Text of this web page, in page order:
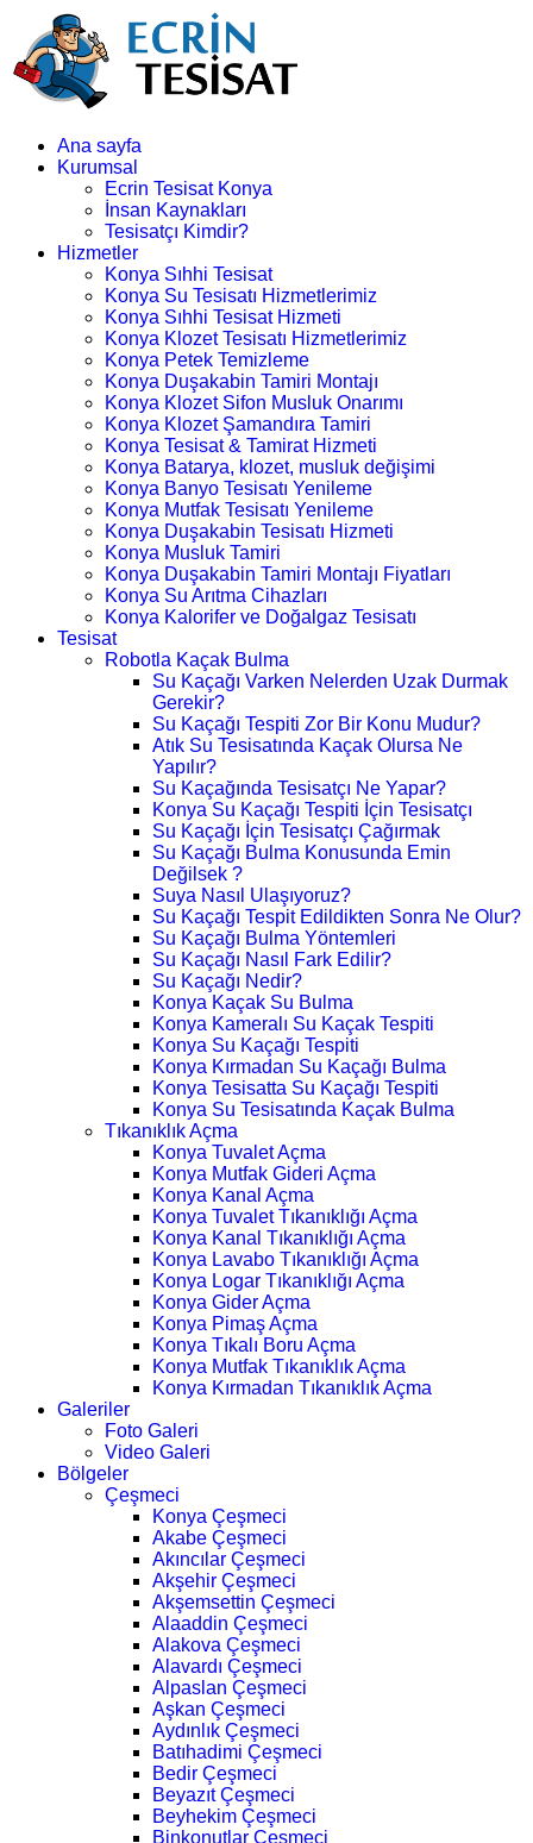
Ana sayfa
Kurumsal
Ecrin Tesisat Konya
İnsan Kaynakları
Tesisatçı Kimdir?
Hizmetler
Konya Sıhhi Tesisat
Konya Su Tesisatı Hizmetlerimiz
Konya Sıhhi Tesisat Hizmeti
Konya Klozet Tesisatı Hizmetlerimiz
Konya Petek Temizleme
Konya Duşakabin Tamiri Montajı
Konya Klozet Sifon Musluk Onarımı
Konya Klozet Şamandıra Tamiri
Konya Tesisat & Tamirat Hizmeti
Konya Batarya, klozet, musluk değişimi
Konya Banyo Tesisatı Yenileme
Konya Mutfak Tesisatı Yenileme
Konya Duşakabin Tesisatı Hizmeti
Konya Musluk Tamiri
Konya Duşakabin Tamiri Montajı Fiyatları
Konya Su Arıtma Cihazları
Konya Kalorifer ve Doğalgaz Tesisatı
Tesisat
Robotla Kaçak Bulma
Su Kaçağı Varken Nelerden Uzak Durmak
Gerekir?
Su Kaçağı Tespiti Zor Bir Konu Mudur?
Atık Su Tesisatında Kaçak Olursa Ne
Yapılır?
Su Kaçağında Tesisatçı Ne Yapar?
Konya Su Kaçağı Tespiti İçin Tesisatçı
Su Kaçağı İçin Tesisatçı Çağırmak
Su Kaçağı Bulma Konusunda Emin
Değilsek ?
Suya Nasıl Ulaşıyoruz?
Su Kaçağı Tespit Edildikten Sonra Ne Olur?
Su Kaçağı Bulma Yöntemleri
Su Kaçağı Nasıl Fark Edilir?
Su Kaçağı Nedir?
Konya Kaçak Su Bulma
Konya Kameralı Su Kaçak Tespiti
Konya Su Kaçağı Tespiti
Konya Kırmadan Su Kaçağı Bulma
Konya Tesisatta Su Kaçağı Tespiti
Konya Su Tesisatında Kaçak Bulma
Tıkanıklık Açma
Konya Tuvalet Açma
Konya Mutfak Gideri Açma
Konya Kanal Açma
Konya Tuvalet Tıkanıklığı Açma
Konya Kanal Tıkanıklığı Açma
Konya Lavabo Tıkanıklığı Açma
Konya Logar Tıkanıklığı Açma
Konya Gider Açma
Konya Pimaş Açma
Konya Tıkalı Boru Açma
Konya Mutfak Tıkanıklık Açma
Konya Kırmadan Tıkanıklık Açma
Galeriler
Foto Galeri
Video Galeri
Bölgeler
Çeşmeci
Konya Çeşmeci
Akabe Çeşmeci
Akıncılar Çeşmeci
Akşehir Çeşmeci
Akşemsettin Çeşmeci
Alaaddin Çeşmeci
Alakova Çeşmeci
Alavardı Çeşmeci
Alpaslan Çeşmeci
Aşkan Çeşmeci
Aydınlık Çeşmeci
Batıhadimi Çeşmeci
Bedir Çeşmeci
Beyazıt Çeşmeci
Beyhekim Çeşmeci
Binkonutlar Çeşmeci